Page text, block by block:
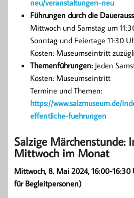
neu/veranstaltungen-neu
Führungen durch die
Mittwoch und Samstag um
Sonntag und Feiertage 11:30
Kosten: Museumseintritt
Themenführungen: Jeden
Kosten: Museumseintritt
Termine und Themen:
https://www.salzmuseum.de/
effentliche-fuehrungen
Salzige Märchenstunde:
Mittwoch im Monat
Mittwoch, 8. Mai 2024, 16:00-
für Begleitpersonen)